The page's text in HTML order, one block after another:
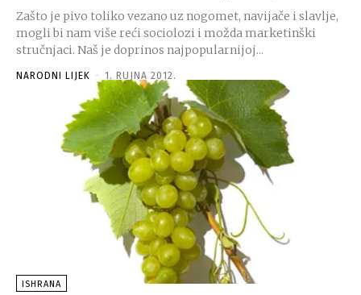
Zašto je pivo toliko vezano uz nogomet, navijače i slavlje,
mogli bi nam više reći sociolozi i možda marketinški
stručnjaci. Naš je doprinos najpopularnijoj...
NARODNI LIJEK - 1. RUJNA 2012.
ISHRANA